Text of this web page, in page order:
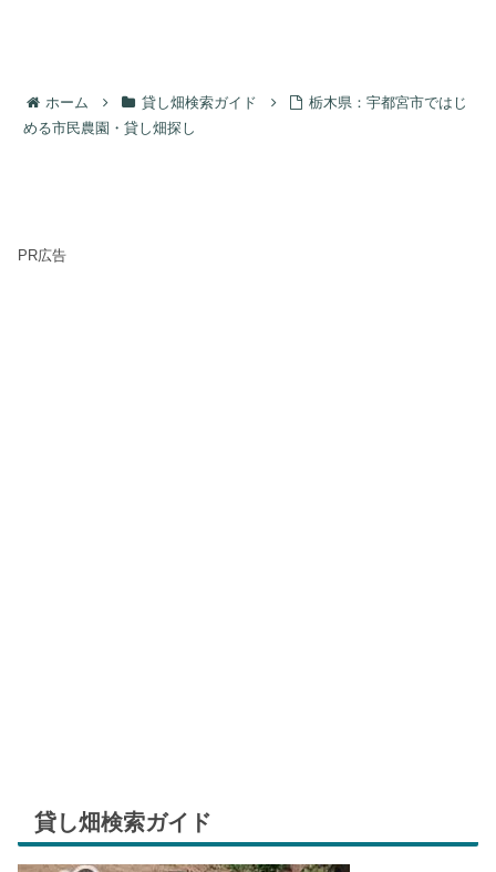
ホーム 貸し畑検索ガイド
栃木県：宇都宮市ではじ
める市民農園・貸し畑探し
PR広告
貸し畑検索ガイド